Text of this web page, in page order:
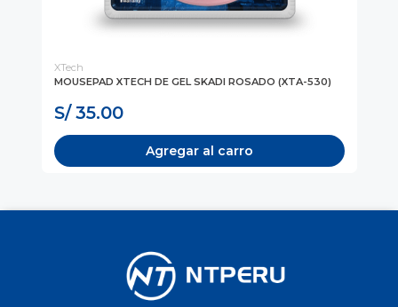
XTech
MOUSEPAD XTECH DE GEL SKADI ROSADO (XTA-530)
S/ 35.00
Agregar al carro